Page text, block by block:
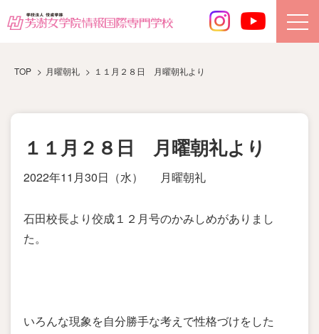
TOP 月曜朝礼 １１月２８日 月曜朝礼より
１１月２８日 月曜朝礼より
2022年11月30日（水） 月曜朝礼
石田校長より佼成１２月号のかみしめがありまし
た。
いろんな現象を自分勝手な考えで性格づけをした